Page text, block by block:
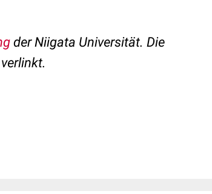
der Niigata Universität. Die